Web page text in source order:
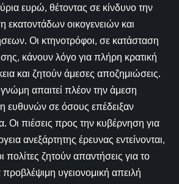
ευρώ, θέτοντας σε κίνδυνο την
εκατοντάδων οικογενειών και
Οι κτηνοτρόφοι, σε κατάσταση
κάνουν λόγο για πλήρη κρατική
και ζητούν άμεσες αποζημιώσεις.
απαιτεί πλέον την άμεση
ευθυνών σε όσους επέδειξαν
Οι πιέσεις προς την κυβέρνηση για
ανεξάρτητης έρευνας εντείνονται,
πολίτες ζητούν απαντήσεις για το
υγειονομική απειλή